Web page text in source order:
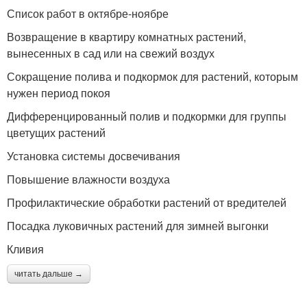
Список работ в октябре-ноябре
Возвращение в квартиру комнатных растений,
вынесенных в сад или на свежий воздух
Сокращение полива и подкормок для растений, которым
нужен период покоя
Дифференцированный полив и подкормки для группы
цветущих растений
Установка системы досвечивания
Повышение влажности воздуха
Профилактические обработки растений от вредителей
Посадка луковичных растений для зимней выгонки
Кливия
читать дальше →